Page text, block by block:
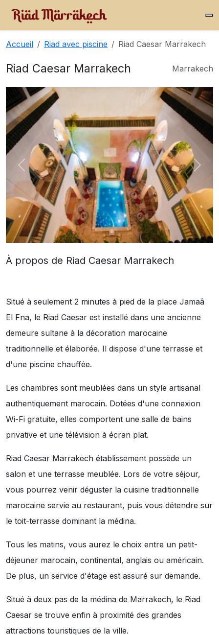
Accueil Riad avec piscine Riad Caesar Marrakech
Riad Caesar Marrakech Marrakech
À propos de Riad Caesar Marrakech
Situé à seulement 2 minutes à pied de la place Jamaâ
El Fna, le Riad Caesar est installé dans une ancienne
demeure sultane à la décoration marocaine
traditionnelle et élaborée. Il dispose d'une terrasse et
d'une piscine chauffée.
Les chambres sont meublées dans un style artisanal
authentiquement marocain. Dotées d'une connexion
Wi-Fi gratuite, elles comportent une salle de bains
privative et une télévision à écran plat.
Riad Caesar Marrakech établissement possède un
salon et une terrasse meublée. Lors de votre séjour,
vous pourrez venir déguster la cuisine traditionnelle
marocaine servie au restaurant, puis vous détendre sur
le toit-terrasse dominant la médina.
Tous les matins, vous aurez le choix entre un petit-
déjeuner marocain, continental, anglais ou américain.
De plus, un service d'étage est assuré sur demande.
Situé à deux pas de la médina de Marrakech, le Riad
Caesar se trouve enfin à proximité des grandes
attractions touristiques de la ville.